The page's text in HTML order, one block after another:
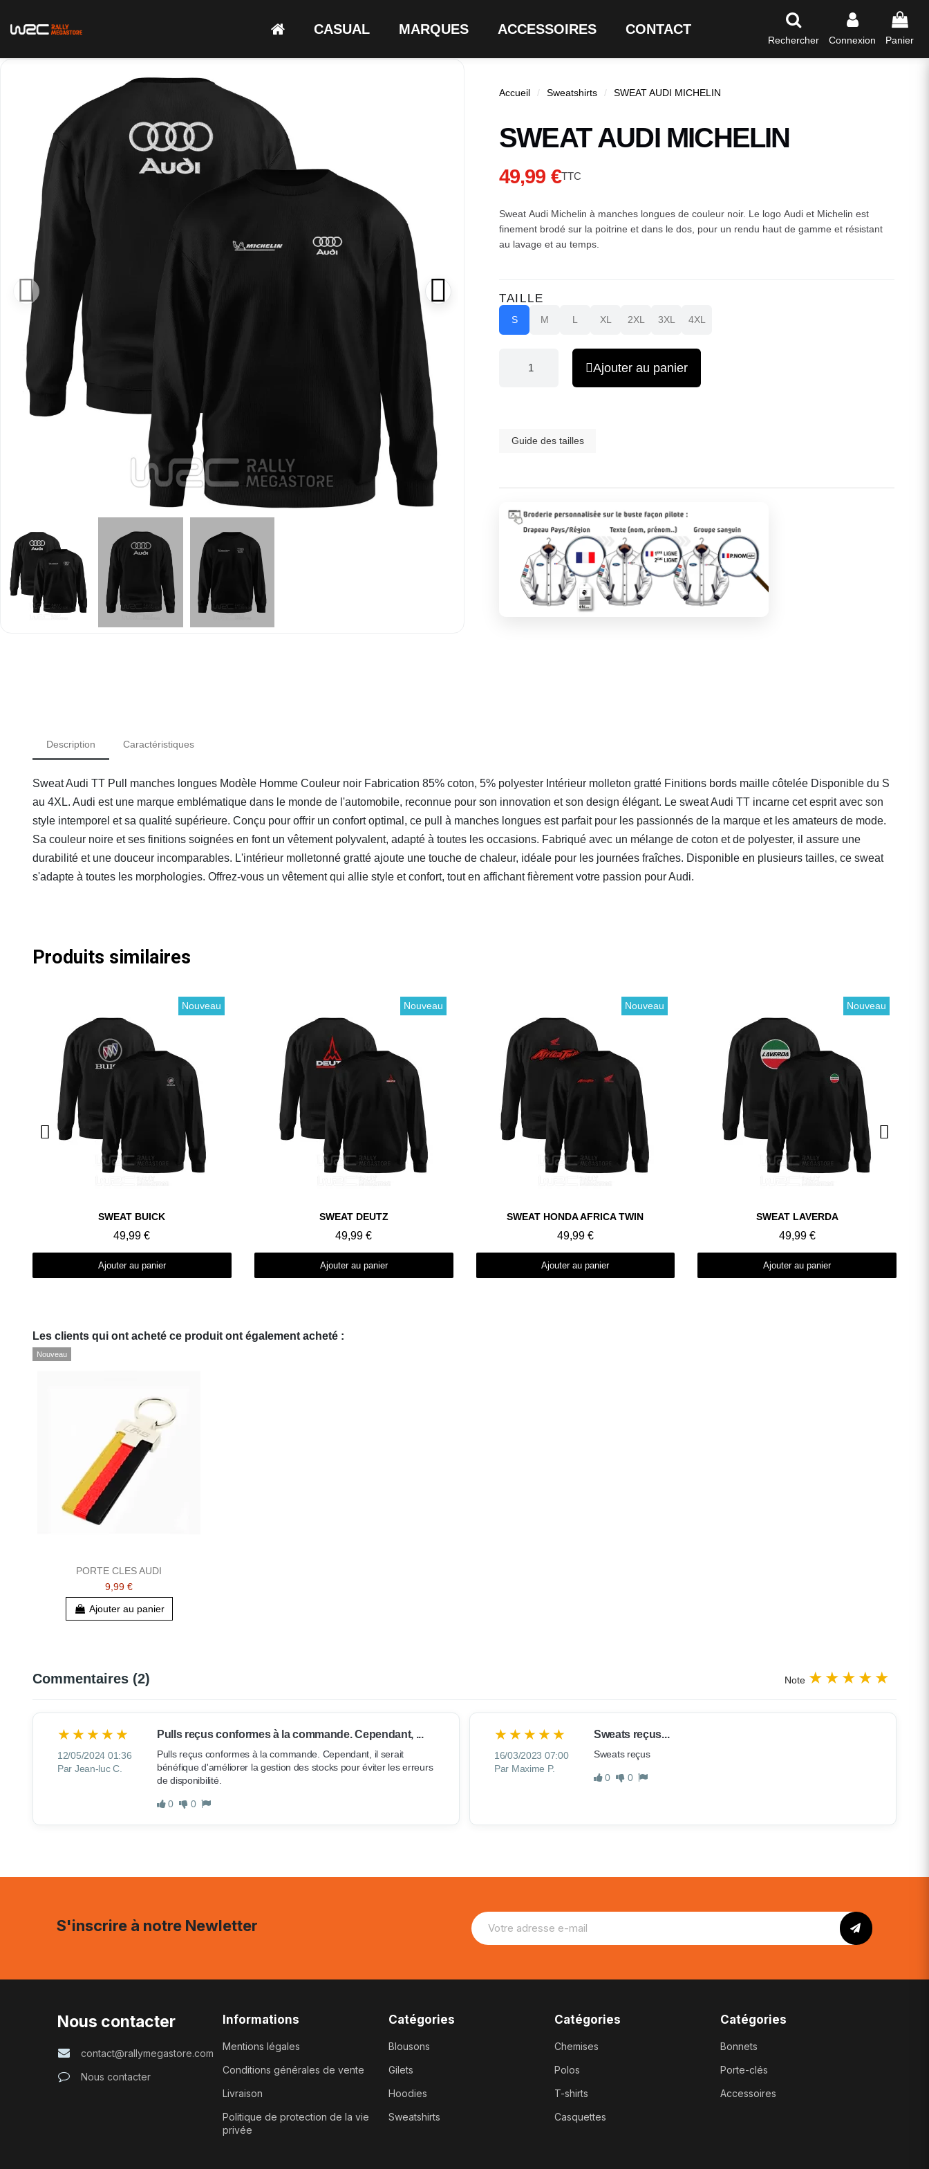
CASUAL MARQUES ACCESSOIRES CONTACT
Rechercher Connexion Panier
Accueil Sweatshirts SWEAT AUDI MICHELIN
SWEAT AUDI MICHELIN
49,99 €TTC
Sweat Audi Michelin à manches longues de couleur noir. Le logo Audi et Michelin est
finement brodé sur la poitrine et dans le dos, pour un rendu haut de gamme et résistant
au lavage et au temps.
TAILLE
S M L XL 2XL 3XL 4XL
Ajouter au panier
Guide des tailles
Description Caractéristiques
Sweat Audi TT Pull manches longues Modèle Homme Couleur noir Fabrication 85% coton, 5% polyester Intérieur molleton gratté Finitions bords maille côtelée Disponible du S
au 4XL. Audi est une marque emblématique dans le monde de l'automobile, reconnue pour son innovation et son design élégant. Le sweat Audi TT incarne cet esprit avec son
style intemporel et sa qualité supérieure. Conçu pour offrir un confort optimal, ce pull à manches longues est parfait pour les passionnés de la marque et les amateurs de mode.
Sa couleur noire et ses finitions soignées en font un vêtement polyvalent, adapté à toutes les occasions. Fabriqué avec un mélange de coton et de polyester, il assure une
durabilité et une douceur incomparables. L'intérieur molletonné gratté ajoute une touche de chaleur, idéale pour les journées fraîches. Disponible en plusieurs tailles, ce sweat
s'adapte à toutes les morphologies. Offrez-vous un vêtement qui allie style et confort, tout en affichant fièrement votre passion pour Audi.
Produits similaires
Aperçu rapide
Nouveau
SWEAT BUICK
49,99 €
Ajouter au panier
Aperçu rapide
Nouveau
SWEAT DEUTZ
49,99 €
Ajouter au panier
Aperçu rapide
Nouveau
SWEAT HONDA AFRICA TWIN
49,99 €
Ajouter au panier
Aperçu rapide
Nouveau
SWEAT LAVERDA
49,99 €
Ajouter au panier
Les clients qui ont acheté ce produit ont également acheté :
Nouveau
PORTE CLES AUDI
9,99 €
Ajouter au panier
Commentaires (2) Note
12/05/2024 01:36
Par Jean-luc C.
Pulls reçus conformes à la commande. Cependant, ...
Pulls reçus conformes à la commande. Cependant, il serait
bénéfique d'améliorer la gestion des stocks pour éviter les erreurs
de disponibilité.
0 0
16/03/2023 07:00
Par Maxime P.
Sweats reçus...
Sweats reçus
0 0
S'inscrire à notre Newletter
Nous contacter
contact@rallymegastore.com
Nous contacter
Informations
Mentions légales
Conditions générales de vente
Livraison
Politique de protection de la vie
privée
Catégories
Blousons
Gilets
Hoodies
Sweatshirts
Catégories
Chemises
Polos
T-shirts
Casquettes
Catégories
Bonnets
Porte-clés
Accessoires